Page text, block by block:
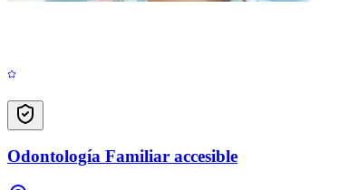
Odontología Familiar accesible